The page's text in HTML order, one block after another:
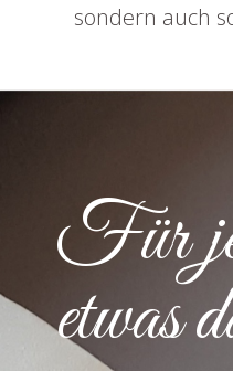
sondern auch
Für
etwas